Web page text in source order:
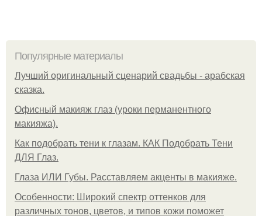
Популярные материалы
Лучший оригинальный сценарий свадьбы - арабская
сказка.
Офисный макияж глаз (уроки перманентного
макияжа).
Как подобрать тени к глазам. КАК Подобрать Тени
ДЛЯ Глаз.
Глаза ИЛИ Губы. Расставляем акценты в макияже.
Особенности: Широкий спектр оттенков для
различных тонов, цветов, и типов кожи поможет